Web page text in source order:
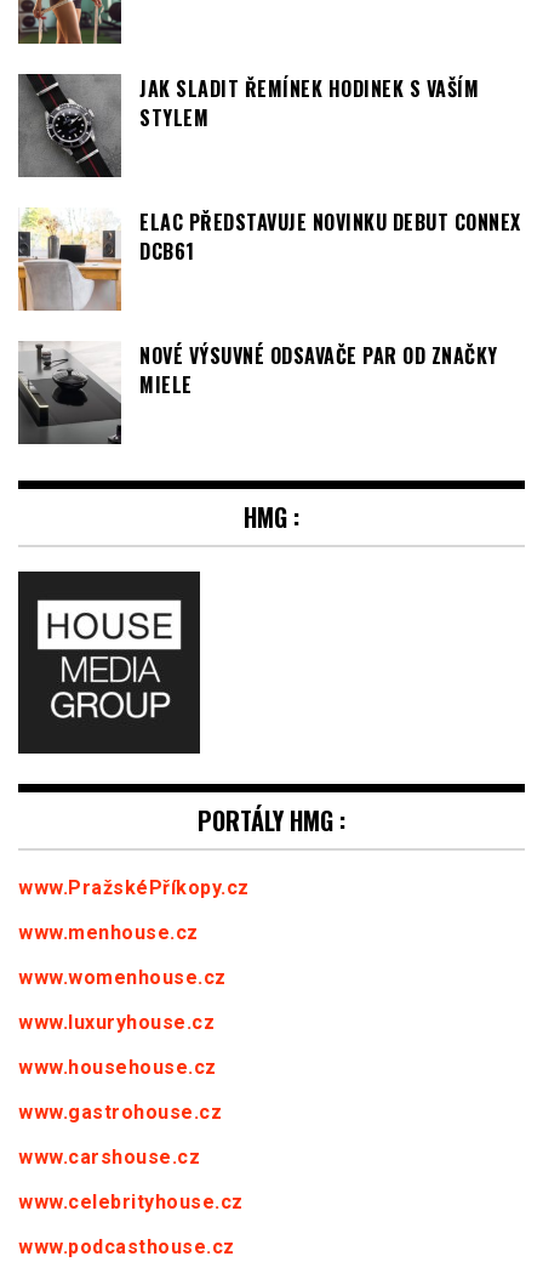
JAK SLADIT ŘEMÍNEK HODINEK S VAŠÍM
STYLEM
ELAC PŘEDSTAVUJE NOVINKU DEBUT CONNEX
DCB61
NOVÉ VÝSUVNÉ ODSAVAČE PAR OD ZNAČKY
MIELE
HMG :
PORTÁLY HMG :
www.PražskéPříkopy.cz
www.menhouse.cz
www.womenhouse.cz
www.luxuryhouse.cz
www.househouse.cz
www.gastrohouse.cz
www.carshouse.cz
www.celebrityhouse.cz
www.podcasthouse.cz